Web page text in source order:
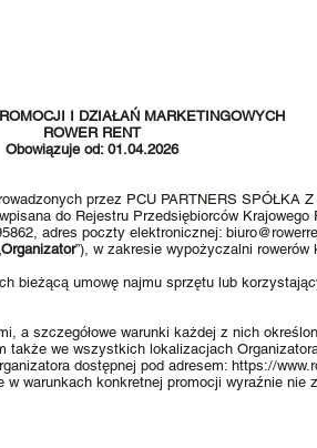
I DZIAŁAŃ MARKETINGOWYCH
ROWER RENT
Obowiązuje od: 01.04.2026
przez PCU PARTNERS SPÓŁKA
do Rejestru Przedsiębiorców
adres poczty elektronicznej:
Organizator”), w zakresie wypożyczalni
bieżącą umowę najmu sprzętu lub
a szczegółowe warunki każdej z nich
we wszystkich lokalizacjach
dostępnej pod adresem: https://
warunkach konkretnej promocji wyraźnie nie